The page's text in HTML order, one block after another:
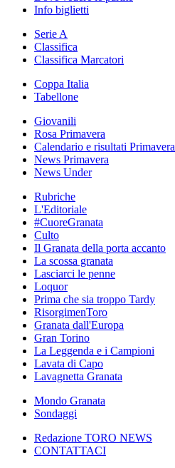
Info biglietti
Serie A
Classifica
Classifica Marcatori
Coppa Italia
Tabellone
Giovanili
Rosa Primavera
Calendario e risultati Primavera
News Primavera
News Under
Rubriche
L'Editoriale
#CuoreGranata
Culto
Il Granata della porta accanto
La scossa granata
Lasciarci le penne
Loquor
Prima che sia troppo Tardy
RisorgimenToro
Granata dall'Europa
Gran Torino
La Leggenda e i Campioni
Lavata di Capo
Lavagnetta Granata
Mondo Granata
Sondaggi
Redazione TORO NEWS
CONTATTACI